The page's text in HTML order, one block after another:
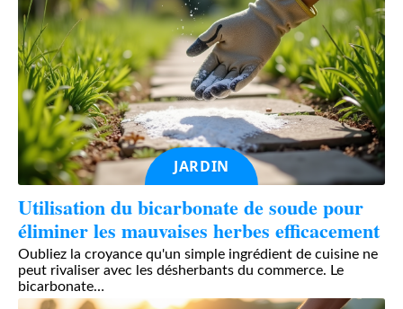
JARDIN
Utilisation du bicarbonate de soude pour
éliminer les mauvaises herbes efficacement
Oubliez la croyance qu'un simple ingrédient de cuisine ne
peut rivaliser avec les désherbants du commerce. Le
bicarbonate…